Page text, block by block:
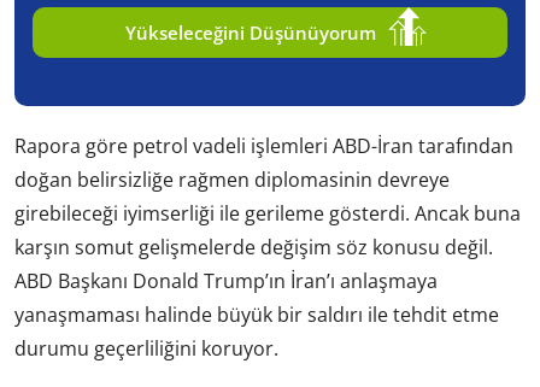
Yükseleceğini Düşünüyorum
Rapora göre petrol vadeli işlemleri ABD-İran tarafından
doğan belirsizliğe rağmen diplomasinin devreye
girebileceği iyimserliği ile gerileme gösterdi. Ancak buna
karşın somut gelişmelerde değişim söz konusu değil.
ABD Başkanı Donald Trump’ın İran’ı anlaşmaya
yanaşmaması halinde büyük bir saldırı ile tehdit etme
durumu geçerliliğini koruyor.